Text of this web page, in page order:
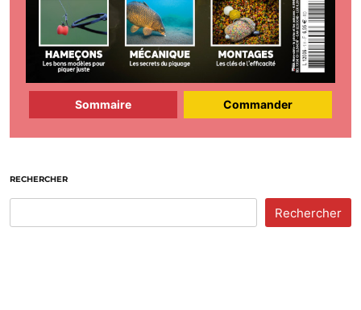
Sommaire Commander
RECHERCHER
Rechercher